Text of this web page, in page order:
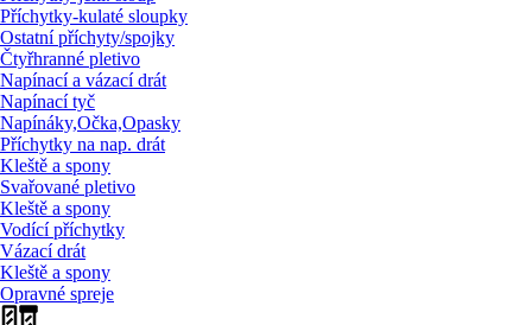
Příchytky-kulaté sloupky
Ostatní příchyty/spojky
Čtyřhranné pletivo
Napínací a vázací drát
Napínací tyč
Napínáky,Očka,Opasky
Příchytky na nap. drát
Kleště a spony
Svařované pletivo
Kleště a spony
Vodící příchytky
Vázací drát
Kleště a spony
Opravné spreje